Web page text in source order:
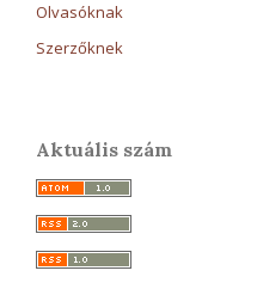
Olvasóknak
Szerzőknek
Aktuális szám